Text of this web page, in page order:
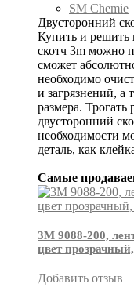
SM Chemie
Двусторонний
Купить и решить
скотч 3m можно
сможет
необходимо
и загрязнений, а
размера.
двусторонний
необходимости
деталь, как
Самые
3М 9088-200,
цвет
Добавить отзыв